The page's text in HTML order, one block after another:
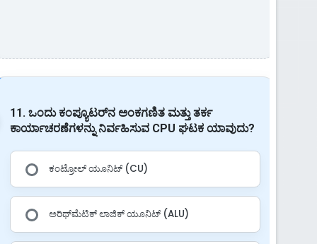
11. ಒಂದು ಕಂಪ್ಯೂಟರ್‌ನ ಅಂಕಗಣಿತ ಮತ್ತು ತರ್ಕ
ಕಾರ್ಯಾಚರಣೆಗಳನ್ನು ನಿರ್ವಹಿಸುವ CPU ಘಟಕ ಯಾವುದು?
ಕಂಟ್ರೋಲ್ ಯೂನಿಟ್ (CU)
ಅರಿಥ್‌ಮೆಟಿಕ್ ಲಾಜಿಕ್ ಯೂನಿಟ್ (ALU)